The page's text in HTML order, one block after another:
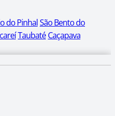
do PinhalSão Bento do
Taubaté Caçapava